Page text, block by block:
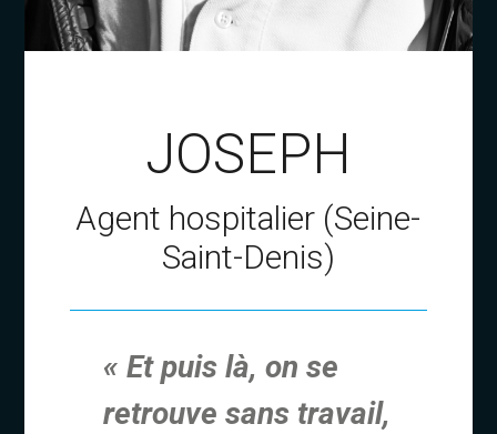
JOSEPH
Agent hospitalier (Seine-
Saint-Denis)
« Et puis là, on se
retrouve sans travail,